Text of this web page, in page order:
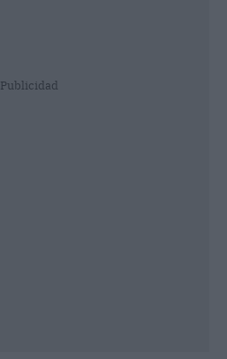
Publicidad